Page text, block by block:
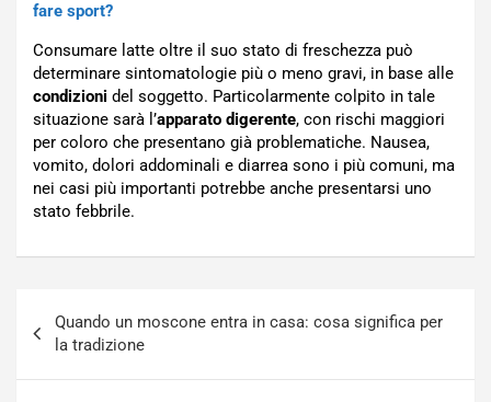
fare sport?
Consumare latte oltre il suo stato di freschezza può
determinare sintomatologie più o meno gravi, in base alle
condizioni del soggetto. Particolarmente colpito in tale
situazione sarà l’apparato digerente, con rischi maggiori
per coloro che presentano già problematiche. Nausea,
vomito, dolori addominali e diarrea sono i più comuni, ma
nei casi più importanti potrebbe anche presentarsi uno
stato febbrile.
articoli
Quando un moscone entra in casa: cosa significa per
la tradizione